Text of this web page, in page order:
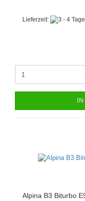
Lieferzeit:
Alpina B3 Biturbo